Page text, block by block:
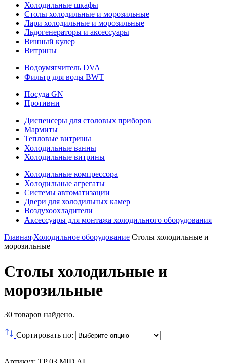
Холодильные шкафы
Столы холодильные и морозильные
Лари холодильные и морозильные
Льдогенераторы и аксессуары
Винный кулер
Витрины
Водоумягчитель DVA
Фильтр для воды BWT
Посуда GN
Противни
Диспенсеры для столовых приборов
Мармиты
Тепловые витрины
Холодильные ванны
Холодильные витрины
Холодильные компрессора
Холодильные агрегаты
Системы автоматизации
Двери для холодильных камер
Воздухоохладители
Аксессуары для монтажа холодильного оборудования
Главная Холодильное оборудование Столы холодильные и
морозильные
Столы холодильные и
морозильные
30 товаров найдено.
Сортировать по: